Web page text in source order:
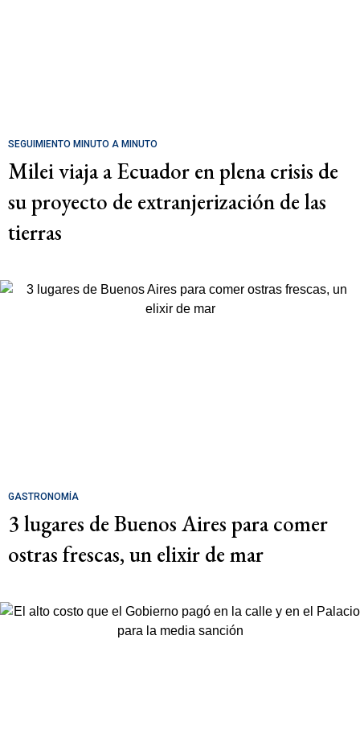
SEGUIMIENTO MINUTO A MINUTO
Milei viaja a Ecuador en plena crisis de
su proyecto de extranjerización de las
tierras
GASTRONOMÍA
3 lugares de Buenos Aires para comer
ostras frescas, un elixir de mar